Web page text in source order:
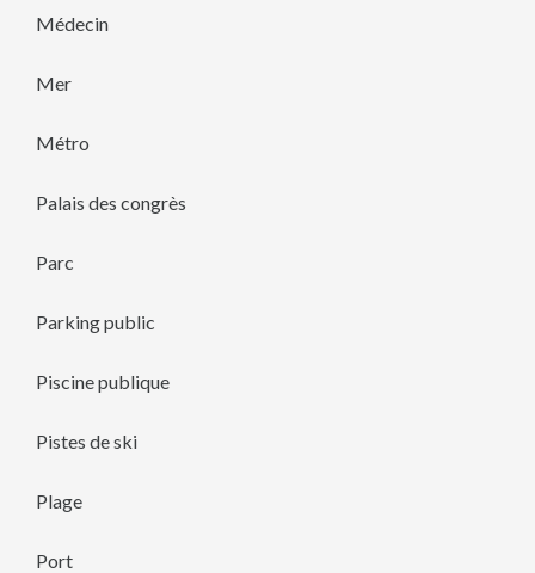
Médecin
Mer
Métro
Palais des congrès
Parc
Parking public
Piscine publique
Pistes de ski
Plage
Port